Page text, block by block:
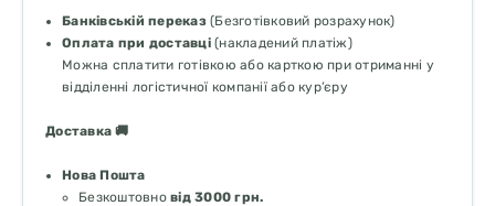
Банківській переказ(Безготівковий розрахунок)
Оплата при доставці(накладений платіж)
Можна сплатити готівкою або карткою при отриманні у
відділенні логістичної компанії або кур’єру
Доставка 🚚
Нова Пошта
Безкоштовно від 3000 грн.